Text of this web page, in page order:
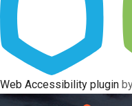
Web Accessibility plugin